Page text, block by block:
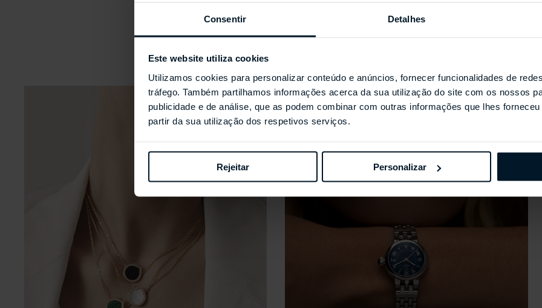
Consentir Detalhes
Este website utiliza cookies
Utilizamos cookies para personalizar conteúdo e anúncios, fornecer funcionalidades de
tráfego. Também partilhamos informações acerca da sua utilização do site com os nossos
publicidade e de análise, que as podem combinar com outras informações que lhes
partir da sua utilização dos respetivos serviços.
Rejeitar Personalizar
Coleções